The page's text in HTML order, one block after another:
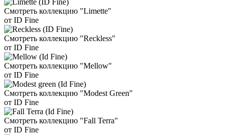
Смотреть коллекцию "Limette"
от ID Fine
Смотреть коллекцию "Reckless"
от ID Fine
Смотреть коллекцию "Mellow"
от ID Fine
Смотреть коллекцию "Modest Green"
от ID Fine
Смотреть коллекцию "Fall Terra"
от ID Fine